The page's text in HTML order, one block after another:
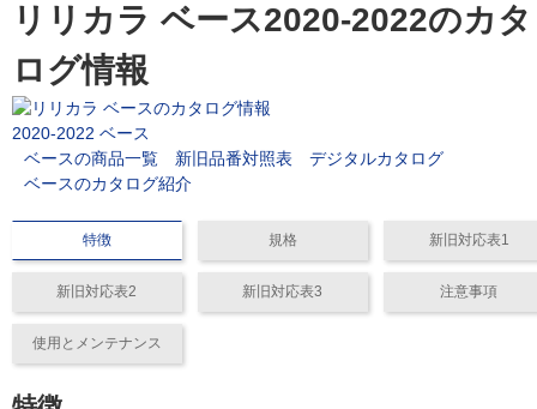
リリカラ ベース2020-2022のカタ
ログ情報
2020-2022 ベース
ベースの商品一覧
新旧品番対照表
デジタルカタログ
ベースのカタログ紹介
特徴 規格 新旧対応表1
新旧対応表2 新旧対応表3 注意事項
使用とメンテナンス